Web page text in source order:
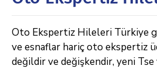
Oto Ekspertiz Hileleri Türkiye
ve esnaflar hariç oto ekspertiz
değildir ve değişkendir, yeni